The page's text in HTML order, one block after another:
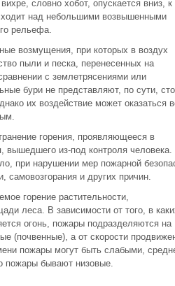
словно хобот, опускается вниз, к
над небольшими возвышенными
рельефа.
возмущения, при которых в воздух
пыли и песка, перенесенных на
с землетрясениями или
бури не представляют, по сути,
их воздействие может оказаться
горения, проявляющееся в
вышедшего из-под контроля человека.
при нарушении мер пожарной
самовозгорания и других причин.
горение растительности,
леса. В зависимо­сти от того, в
огонь, пожары подразделяются на
(почвенные), а от скорости
пожары могут быть слабыми,
пожары бывают низовые.